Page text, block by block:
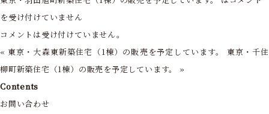
を受け付けていません
コメントは受け付けていません。
« 東京・大森東新築住宅（1棟）の販売を予定しています。
東京・千住
柳町新築住宅（1棟）の販売を予定しています。
»
Contents
お問い合わせ